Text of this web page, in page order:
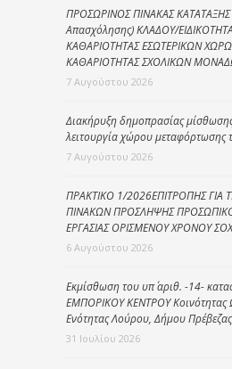
ΠΡΟΣΩΡΙΝΟΣ ΠΙΝΑΚΑΣ ΚΑΤΑΤΑΞΗΣ
Απασχόλησης) ΚΛΑΔΟΥ/
ΚΑΘΑΡΙΟΤΗΤΑΣ ΕΣΩΤΕΡΙΚΩΝ
ΚΑΘΑΡΙΟΤΗΤΑΣ ΣΧΟΛΙΚΩΝ
7 Αυγούστου 2026
Διακήρυξη δημοπρασίας
λειτουργία χώρου μεταφόρτωσης
7 Αυγούστου 2026
ΠΡΑΚΤΙΚΟ 1/2026ΕΠΙΤΡΟΠΗΣ ΓΙΑ
ΠΙΝΑΚΩΝ ΠΡΟΣΛΗΨΗΣ
ΕΡΓΑΣΙΑΣ ΟΡΙΣΜΕΝΟΥ ΧΡΟΝΟΥ
6 Αυγούστου 2026
Εκμίσθωση του υπ΄ αριθ. -14-
ΕΜΠΟΡΙΚΟΥ ΚΕΝΤΡΟΥ
Ενότητας Λούρου, Δήμου
31 Ιουλίου 2026